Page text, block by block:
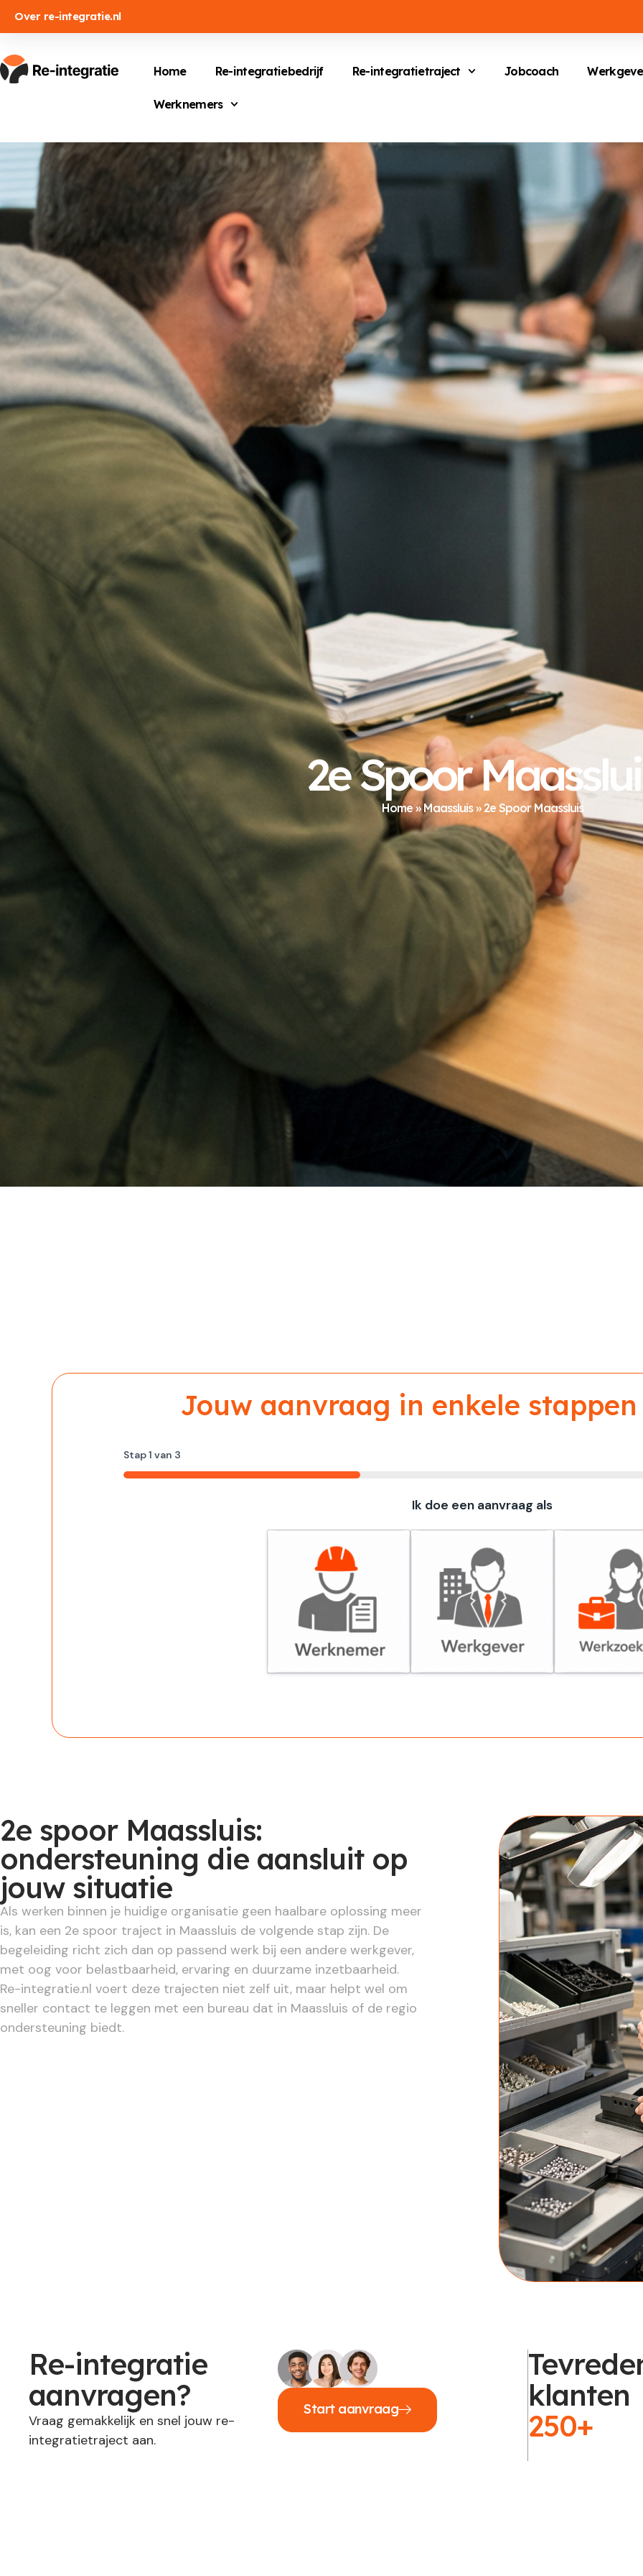
Over re-integratie.nl
Home Re-integratiebedrijf Re-integratietraject Jobcoach
Werknemers
2e Spoor
Home»Maassluis» 2e Spoor Maassluis
Jouw aanvraag in enkele stappen
Stap1 van 3
33%
Ik doe een aanvraag als
Werknemer Werkgever Werkzoekende
2e spoor Maassluis:
ondersteuning die aansluit op
jouw situatie
Als werken binnen je huidige organisatie geen haalbare oplossing meer
is, kan een 2e spoor traject in Maassluis de volgende stap zijn. De
begeleiding richt zich dan op passend werk bij een andere werkgever,
met oog voor belastbaarheid, ervaring en duurzame inzetbaarheid.
Re-integratie.nl voert deze trajecten niet zelf uit, maar helpt wel om
sneller contact te leggen met een bureau dat in Maassluis of de regio
ondersteuning biedt.
Re-integratie
aanvragen?
Vraag gemakkelijk en snel jouw re-
integratietraject aan.
Start aanvraag
klanten
250+